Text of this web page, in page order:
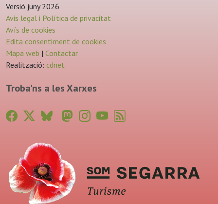
Versió juny 2026
Avis legal i Política de privacitat
Avís de cookies
Edita consentiment de cookies
Mapa web | Contactar
Realització: cdnet
Troba'ns a les Xarxes